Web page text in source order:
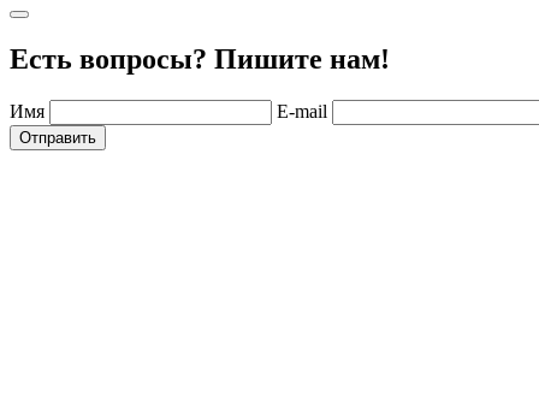
Есть вопросы? Пишите нам!
Имя E-mail